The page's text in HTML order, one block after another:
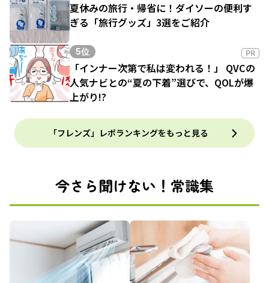
夏休みの旅行・帰省に！ダイソーの便利す
ぎる「旅行グッズ」3選をご紹介
5位 PR
「インナー次第で私は変われる！」 QVCの
人気ナビとの“夏の下着”選びで、QOLが爆
上がり!?
「フレンズ」レポランキングをもっと見る
今さら聞けない！常識集